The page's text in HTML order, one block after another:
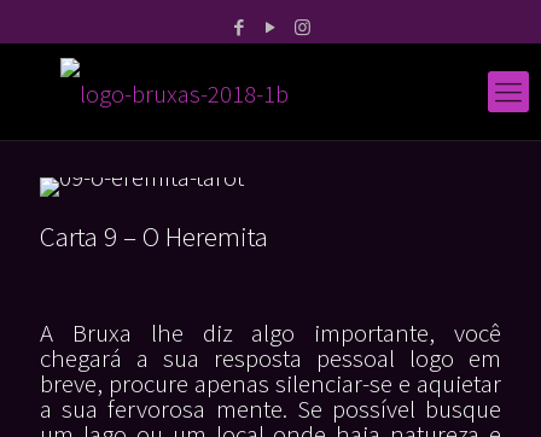
Carta 9 – O Heremita
A Bruxa lhe diz algo importante, você
chegará a sua resposta pessoal logo em
breve, procure apenas silenciar-se e aquietar
a sua fervorosa mente. Se possível busque